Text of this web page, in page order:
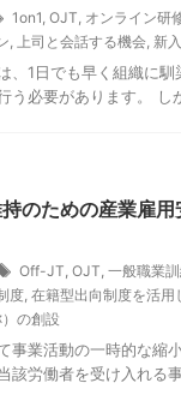
1on1, OJT, オンライン研
, 上司と会話する機会, 新
、1日でも早く組織に
う必要があります。
のための産業雇
Off-JT, OJT, 一般職業
度, 在籍型出向制度を活用
の創設
事業活動の一時的な縮
該労働者を受け入れる